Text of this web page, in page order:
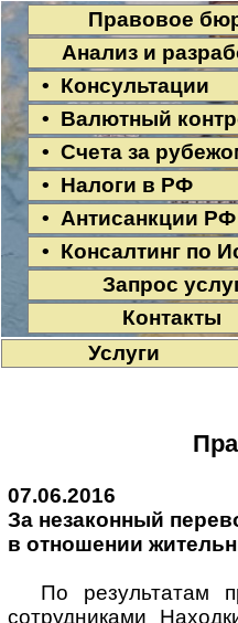
Правовое
Анализ и
• Консультации
• Валютный
• Счета за
• Налоги в РФ
• Антисанкции РФ
• Консалтинг по
Запрос
Контакты
Услуги
07.06.2016
За незаконный
в отношении
По результатам
сотрудниками